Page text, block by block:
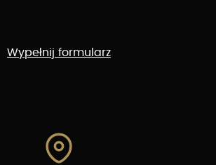
Wypełnij formularz